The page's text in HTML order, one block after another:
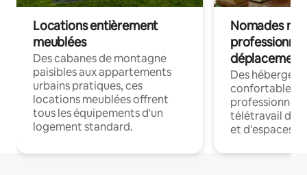
Locations entièrement
meublées
Des cabanes de montagne
paisibles aux appartements
urbains pratiques, ces
locations meublées offrent
tous les équipements d'un
logement standard.
Nomades
déplacement
Des
confortables
professionnels
télétravail
et d'espaces